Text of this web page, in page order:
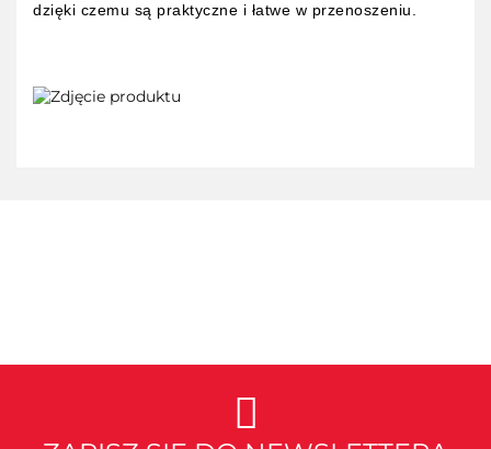
dzięki czemu są praktyczne i łatwe w przenoszeniu.